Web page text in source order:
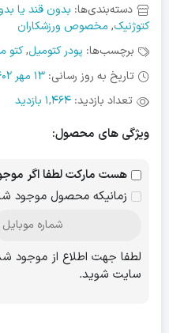
دسته‌بندی‌ها: بدون قند یا
کتوژنیک, مخصوص ورزشکاران
برچسب‌ها: پودر کتومیل,کتو
تاریخ به روز رسانی: 13 مهر 1402
تعداد بازدید: 1,464 بازدید
ویژگی های محصول:
هست مارکت لطفا اگر
زمانیکه محصول موجود
لطفا جهت اطلاع از موجود
سایت شوید.